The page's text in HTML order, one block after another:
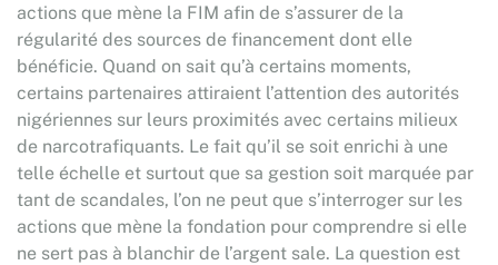
actions que mène la FIM afin de s’assurer de la
régularité des sources de financement dont elle
bénéficie. Quand on sait qu’à certains moments,
certains partenaires attiraient l’attention des autorités
nigériennes sur leurs proximités avec certains milieux
de narcotrafiquants. Le fait qu’il se soit enrichi à une
telle échelle et surtout que sa gestion soit marquée par
tant de scandales, l’on ne peut que s’interroger sur les
actions que mène la fondation pour comprendre si elle
ne sert pas à blanchir de l’argent sale. La question est